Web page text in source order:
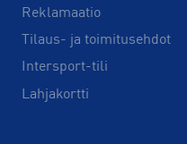
Reklamaatio
Tilaus- ja toimitusehdot
Intersport-tili
Lahjakortti